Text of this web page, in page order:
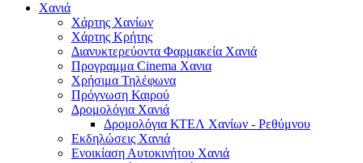
Χανιά
Χάρτης Χανίων
Χάρτης Κρήτης
Διανυκτερεύοντα Φαρμακεία Χανιά
Προγραμμα Cinema Χανια
Χρήσιμα Τηλέφωνα
Πρόγνωση Καιρού
Δρομολόγια Χανιά
Δρομολόγια ΚΤΕΛ Χανίων - Ρεθύμνου
Εκδηλώσεις Χανιά
Ενοικίαση Αυτοκινήτου Χανιά